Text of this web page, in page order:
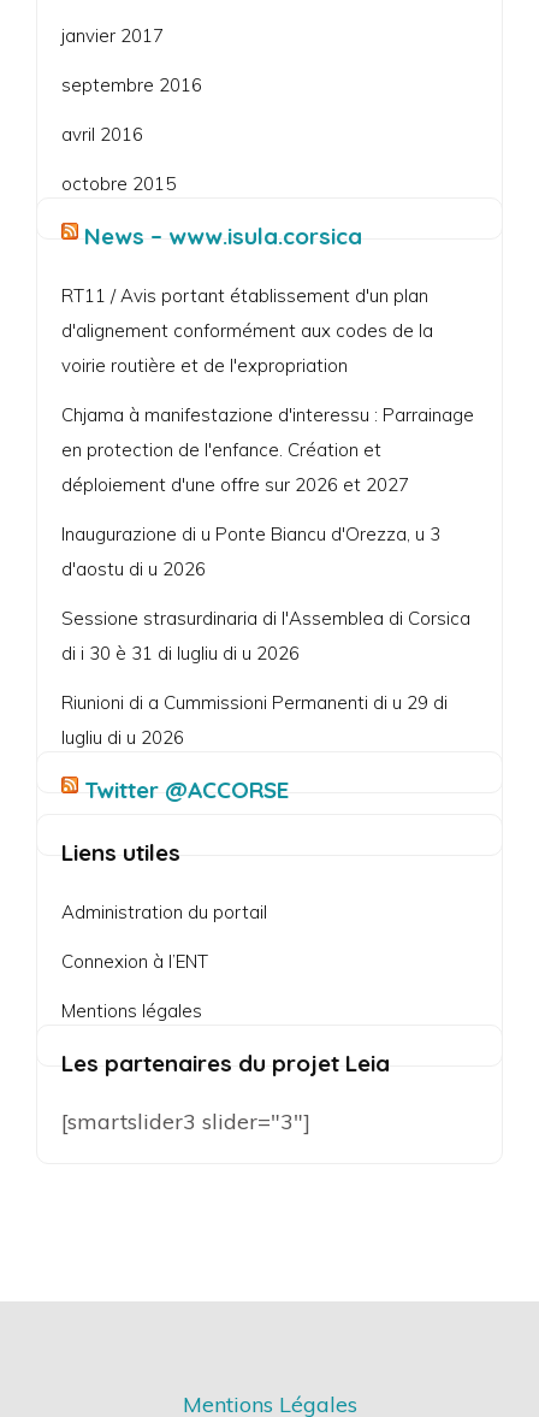
janvier 2017
septembre 2016
avril 2016
octobre 2015
News – www.isula.corsica
RT11 / Avis portant établissement d'un plan
d'alignement conformément aux codes de la
voirie routière et de l'expropriation
Chjama à manifestazione d'interessu : Parrainage
en protection de l'enfance. Création et
déploiement d'une offre sur 2026 et 2027
Inaugurazione di u Ponte Biancu d'Orezza, u 3
d'aostu di u 2026
Sessione strasurdinaria di l'Assemblea di Corsica
di i 30 è 31 di lugliu di u 2026
Riunioni di a Cummissioni Permanenti di u 29 di
lugliu di u 2026
Twitter @ACCORSE
Liens utiles
Administration du portail
Connexion à l’ENT
Mentions légales
Les partenaires du projet Leia
[smartslider3 slider="3"]
Mentions Légales